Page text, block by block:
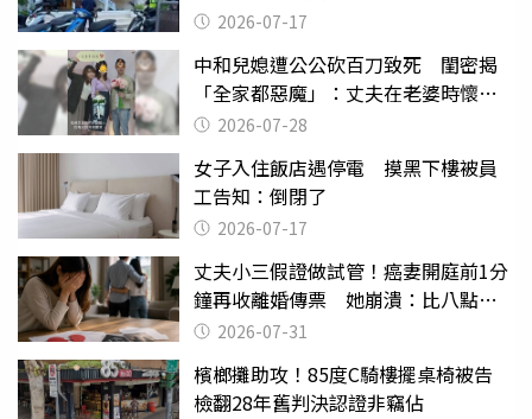
2026-07-17
中和兒媳遭公公砍百刀致死 閨密揭
「全家都惡魔」：丈夫在老婆時懷孕
摔東西
2026-07-28
女子入住飯店遇停電 摸黑下樓被員
工告知：倒閉了
2026-07-17
丈夫小三假證做試管！癌妻開庭前1分
鐘再收離婚傳票 她崩潰：比八點檔
還扯2026-07-31
檳榔攤助攻！85度C騎樓擺桌椅被告
檢翻28年舊判決認證非竊佔